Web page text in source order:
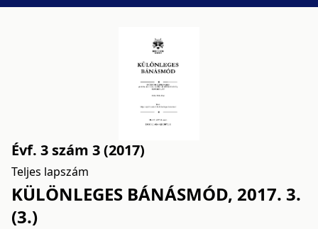
Évf. 3 szám 3 (2017)
Teljes lapszám
KÜLÖNLEGES BÁNÁSMÓD, 2017. 3.
(3.)